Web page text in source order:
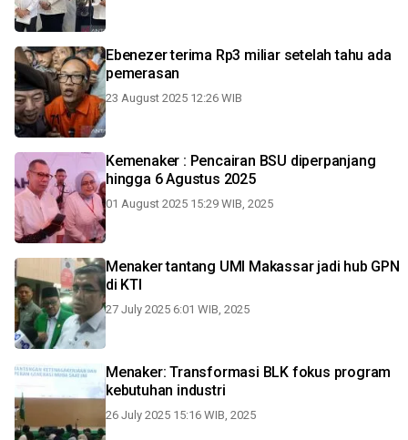
Ebenezer terima Rp3 miliar setelah tahu ada
pemerasan
23 August 2025 12:26 WIB
Kemenaker : Pencairan BSU diperpanjang
hingga 6 Agustus 2025
01 August 2025 15:29 WIB, 2025
Menaker tantang UMI Makassar jadi hub GPN
di KTI
27 July 2025 6:01 WIB, 2025
Menaker: Transformasi BLK fokus program
kebutuhan industri
26 July 2025 15:16 WIB, 2025